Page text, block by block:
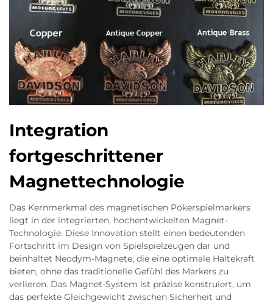
Integration
fortgeschrittener
Magnettechnologie
Das Kernmerkmal des magnetischen Pokerspielmarkers
liegt in der integrierten, hochentwickelten Magnet-
Technologie. Diese Innovation stellt einen bedeutenden
Fortschritt im Design von Spielspielzeugen dar und
beinhaltet Neodym-Magnete, die eine optimale Haltekraft
bieten, ohne das traditionelle Gefühl des Markers zu
verlieren. Das Magnet-System ist präzise konstruiert, um
das perfekte Gleichgewicht zwischen Sicherheit und